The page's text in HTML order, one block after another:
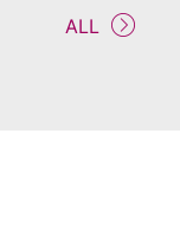
ALL